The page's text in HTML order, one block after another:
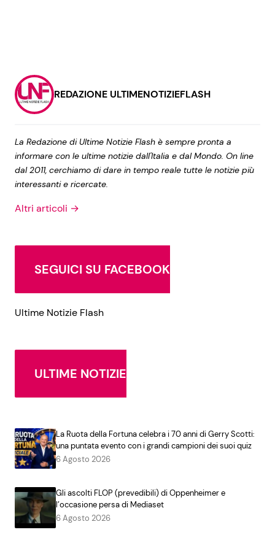
REDAZIONE ULTIMENOTIZIEFLASH
La Redazione di Ultime Notizie Flash è sempre pronta a
informare con le ultime notizie dall'Italia e dal Mondo. On line
dal 2011, cerchiamo di dare in tempo reale tutte le notizie più
interessanti e ricercate.
Altri articoli →
SEGUICI SU FACEBOOK
Ultime Notizie Flash
ULTIME NOTIZIE
La Ruota della Fortuna celebra i 70 anni di Gerry Scotti:
una puntata evento con i grandi campioni dei suoi quiz
6 Agosto 2026
Gli ascolti FLOP (prevedibili) di Oppenheimer e
l’occasione persa di Mediaset
6 Agosto 2026